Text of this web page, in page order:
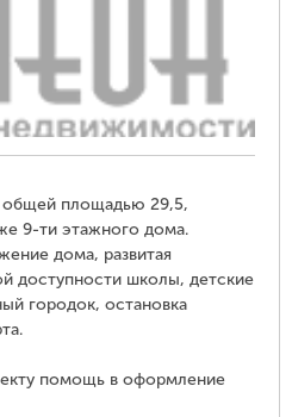
общей площадью 29,5,
9-ти этажного дома.
дома, развитая
доступности школы, детские
городок, остановка
помощь в оформление